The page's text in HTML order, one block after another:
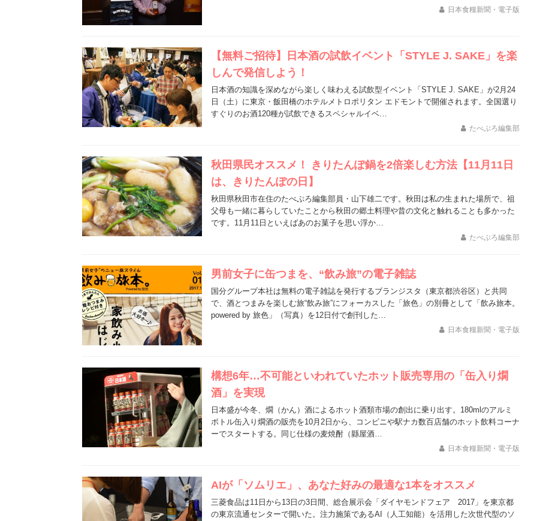
日本食糧新聞・電子版
【無料ご招待】日本酒の試飲イベント「STYLE J. SAKE」を楽
しんで発信しよう！
日本酒の知識を深めながら楽しく味わえる試飲型イベント「STYLE J. SAKE」が2月24
日（土）に東京・飯田橋のホテルメトロポリタン エドモントで開催されます。全国選り
すぐりのお酒120種が試飲できるスペシャルイベ…
たべぷろ編集部
秋田県民オススメ！ きりたんぽ鍋を2倍楽しむ方法【11月11日
は、きりたんぽの日】
秋田県秋田市在住のたべぷろ編集部員・山下雄二です。秋田は私の生まれた場所で、祖
父母も一緒に暮らしていたことから秋田の郷土料理や昔の文化と触れることも多かった
です。11月11日といえばあのお菓子を思い浮か…
たべぷろ編集部
男前女子に缶つまを、“飲み旅”の電子雑誌
国分グループ本社は無料の電子雑誌を発行するブランジスタ（東京都渋谷区）と共同
で、酒とつまみを楽しむ旅“飲み旅”にフォーカスした「旅色」の別冊として「飲み旅本。
powered by 旅色」（写真）を12日付で創刊した…
日本食糧新聞・電子版
構想6年…不可能といわれていたホット販売専用の「缶入り燗
酒」を実現
日本盛が今冬、燗（かん）酒によるホット酒類市場の創出に乗り出す。180mlのアルミ
ボトル缶入り燗酒の販売を10月2日から、コンビニや駅ナカ数百店舗のホット飲料コーナ
ーでスタートする。同じ仕様の麦焼酎（縣屋酒…
日本食糧新聞・電子版
AIが「ソムリエ」、あなた好みの最適な1本をオススメ
三菱食品は11日から13日の3日間、総合展示会「ダイヤモンドフェア 2017」を東京都
の東京流通センターで開いた。注力施策であるAI（人工知能）を活用した次世代型のソ